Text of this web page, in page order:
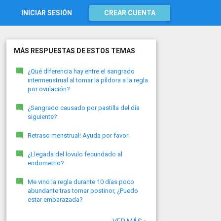
INICIAR SESIÓN CREAR CUENTA
MÁS RESPUESTAS DE ESTOS TEMAS
¿Qué diferencia hay entre el sangrado
intermenstrual al tomar la píldora a la regla
por ovulación?
¿Sangrado causado por pastilla del día
siguiente?
Retraso menstrual! Ayuda por favor!
¿Llegada del lovulo fecundado al
endometrio?
Me vino la regla durante 10 días poco
abundante tras tomar postinor, ¿Puedo
estar embarazada?